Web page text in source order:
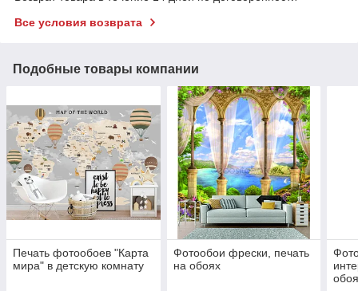
Все условия возврата
Подобные товары компании
Печать фотообоев "Карта
мира" в детскую комнату
Фотообои фрески, печать
на обоях